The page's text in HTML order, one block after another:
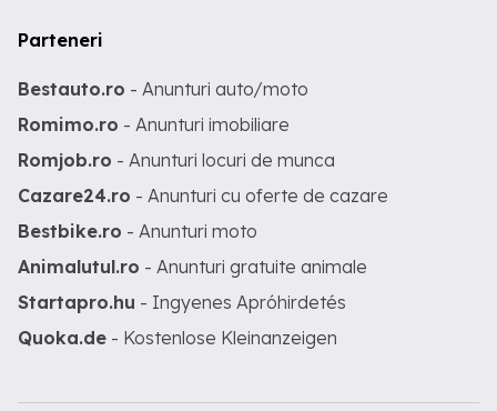
Parteneri
Bestauto.ro - Anunturi auto/moto
Romimo.ro - Anunturi imobiliare
Romjob.ro - Anunturi locuri de munca
Cazare24.ro - Anunturi cu oferte de cazare
Bestbike.ro - Anunturi moto
Animalutul.ro - Anunturi gratuite animale
Startapro.hu - Ingyenes Apróhirdetés
Quoka.de - Kostenlose Kleinanzeigen